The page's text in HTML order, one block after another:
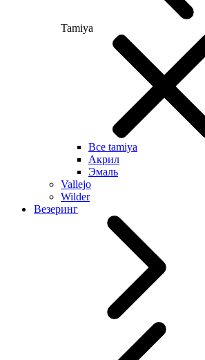
Tamiya
Все tamiya
Акрил
Эмаль
Vallejo
Wilder
Везеринг